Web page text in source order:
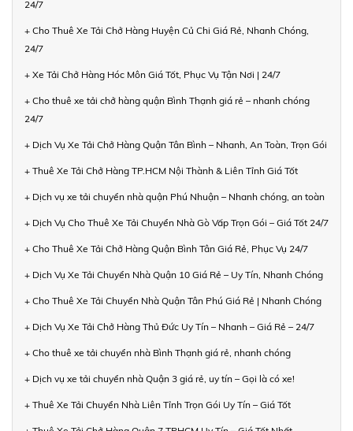
24/7
+ Cho Thuê Xe Tải Chở Hàng Huyện Củ Chi Giá Rẻ, Nhanh Chóng,
24/7
+ Xe Tải Chở Hàng Hóc Môn Giá Tốt, Phục Vụ Tận Nơi | 24/7
+ Cho thuê xe tải chở hàng quận Bình Thạnh giá rẻ – nhanh chóng
24/7
+ Dịch Vụ Xe Tải Chở Hàng Quận Tân Bình – Nhanh, An Toàn, Trọn Gói
+ Thuê Xe Tải Chở Hàng TP.HCM Nội Thành & Liên Tỉnh Giá Tốt
+ Dịch vụ xe tải chuyển nhà quận Phú Nhuận – Nhanh chóng, an toàn
+ Dịch Vụ Cho Thuê Xe Tải Chuyển Nhà Gò Vấp Trọn Gói – Giá Tốt 24/7
+ Cho Thuê Xe Tải Chở Hàng Quận Bình Tân Giá Rẻ, Phục Vụ 24/7
+ Dịch Vụ Xe Tải Chuyển Nhà Quận 10 Giá Rẻ – Uy Tín, Nhanh Chóng
+ Cho Thuê Xe Tải Chuyển Nhà Quận Tân Phú Giá Rẻ | Nhanh Chóng
+ Dịch Vụ Xe Tải Chở Hàng Thủ Đức Uy Tín – Nhanh – Giá Rẻ – 24/7
+ Cho thuê xe tải chuyển nhà Bình Thạnh giá rẻ, nhanh chóng
+ Dịch vụ xe tải chuyển nhà Quận 3 giá rẻ, uy tín – Gọi là có xe!
+ Thuê Xe Tải Chuyển Nhà Liên Tỉnh Trọn Gói Uy Tín – Giá Tốt